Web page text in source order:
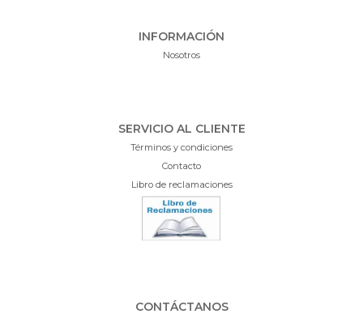
INFORMACIÓN
Nosotros
SERVICIO AL CLIENTE
Términos y condiciones
Contacto
Libro de reclamaciones
CONTÁCTANOS